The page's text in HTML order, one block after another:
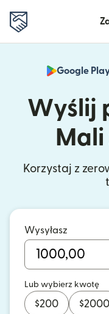
Google
Wyślij
Korzystaj z
Wysyłasz
Lub wybierz kwotę
$200 $2000